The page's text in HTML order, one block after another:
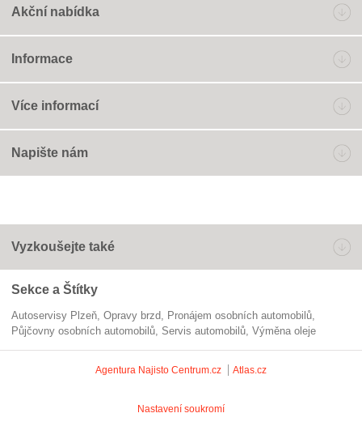
Akční nabídka
Informace
Více informací
Napište nám
Vyzkoušejte také
Sekce a Štítky
Autoservisy Plzeň opravy brzd
pronájem osobních automobilů
Půjčovny osobních automobilů
servis automobilů výměna oleje
Agentura Najisto Centrum.cz Atlas.cz
Nastavení soukromí